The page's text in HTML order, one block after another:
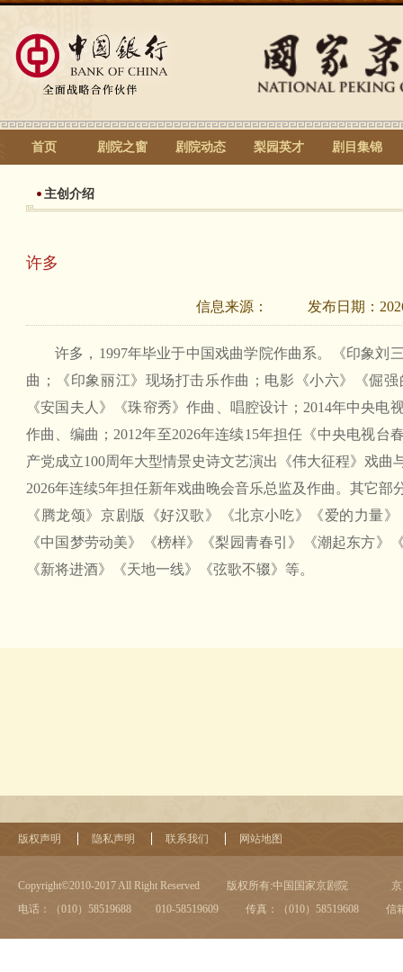
首页 剧院之窗 剧院动态 梨园英才 剧目集锦
主创介绍
许多
信息来源： 发布日期：
许多，1997年毕业于中国戏曲学院作曲系。《印象刘
曲；《印象丽江》现场打击乐作曲；电影《小六》《倔
《安国夫人》《珠帘秀》作曲、唱腔设计；2014年中央
作曲、编曲；2012年至2026年连续15年担任《中央电视台
产党成立100周年大型情景史诗文艺演出《伟大征程》戏曲
2026年连续5年担任新年戏曲晚会音乐总监及作曲。其它
《腾龙颂》京剧版《好汉歌》《北京小吃》《爱的力量
《中国梦劳动美》《榜样》《梨园青春引》《潮起东方》
《新将进酒》《天地一线》《弦歌不辍》等。
版权声明 隐私声明 联系我们 网站地图
Copyright©2010-2017 All Right Reserved 版权所有:中国国家京剧院
电话：（010）58519688 010-58519609
传真：（010）58519608 信